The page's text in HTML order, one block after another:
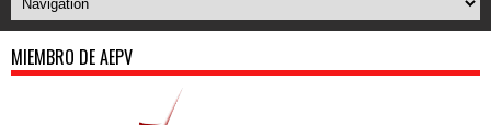
MIEMBRO DE AEPV